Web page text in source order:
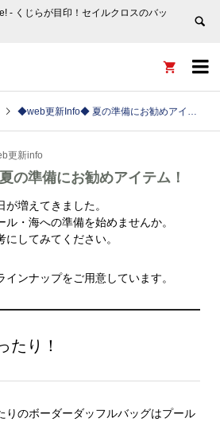
‐ くじらが目印！セイルクロスのバッ


◆web更新Info◆ 夏の準備にお勧めアイテム！
更新info
準備にお勧めアイテム！
増えてきました。
・海への準備を始めませんか。
してみてください。
ンナップをご用意しています。
たり！
りのボーダーダッフルバッグはプール